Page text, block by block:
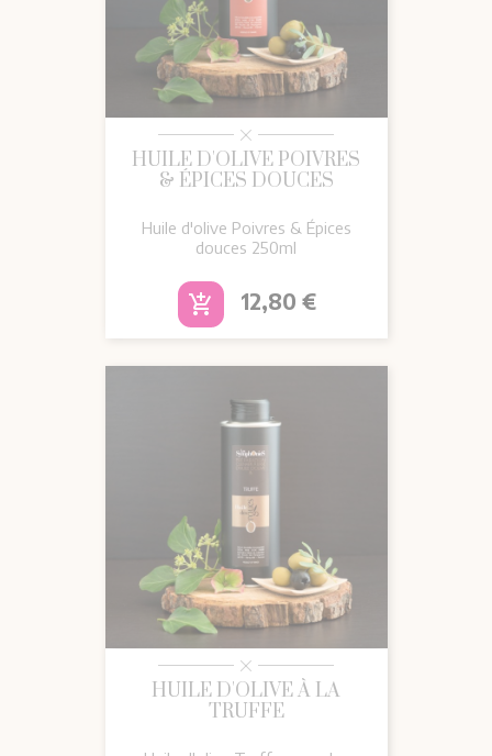
HUILE D'OLIVE POIVRES
& ÉPICES DOUCES
Huile d'olive Poivres & Épices
douces 250ml
add_shopping_cart Prix
12,80 €
HUILE D'OLIVE À LA
TRUFFE